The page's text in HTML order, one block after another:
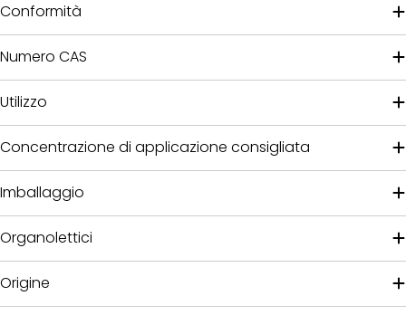
Conformità
Numero CAS
Utilizzo
Concentrazione di applicazione consigliata
Imballaggio
Organolettici
Origine